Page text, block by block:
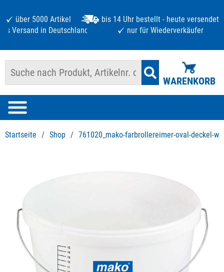
über 5000 Artikel
bis 14 Uhr bestellt - heute versendet
Versand in Deutschland ab 125 €
nur für Wiederverkäufer
WARENKORB
Startseite / Shop / 761020_mako-farbrollereimer-oval-deckel-